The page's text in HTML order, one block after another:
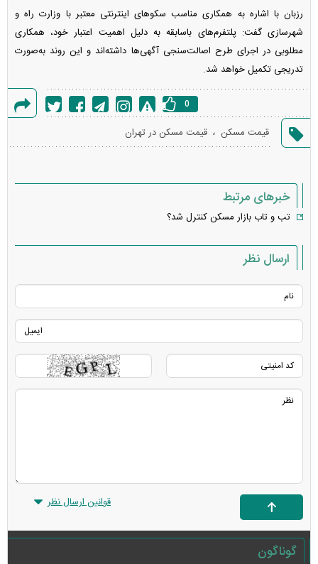
رزبان با اشاره به همکاری مناسب سکو‌های اینترنتی معتبر با وزارت راه و
شهرسازی گفت: پلتفرم‌های باسابقه به دلیل اهمیت اعتبار خود، همکاری
مطلوبی در اجرای طرح اصالت‌سنجی آگهی‌ها داشته‌اند و این روند به‌صورت
تدریجی تکمیل خواهد شد.
گزارش
خطا
0
قیمت مسکن ، قیمت مسکن در تهران
خبرهای مرتبط
تب و تاب بازار مسکن کنترل شد؟
ارسال نظر
قوانین ارسال نظر
گوناگون